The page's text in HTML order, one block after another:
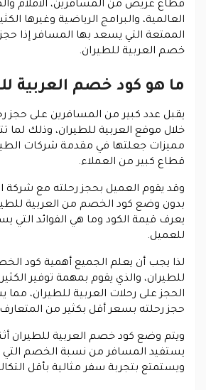
قطاع عريض من المسافرين، الأفلام
العالمية، والبرامج الرياضية وغيرها
الممتعة التي يسعد بها المسافر إذا
خصم العربية للطيران.
ما هو كود خصم العربية
يقبل عدد كبير من المسافرين على حجز
خلال موقع العربية للطيران، وذلك لما
مميزات جعلتها في مقدمة شركات
قطاع كبير من العملاء.
وقد يقوم العميل بحجز رحلته مع شركة
يعرف قيمة الكود وما هي الفوائد التي
للعميل.
لذا يجب أن يعلم الجميع أهمية كود
للطيران، والذي يقوم بمهمة توفير
الحجز على رحلات العربية للطيران،
حجز رحلته بسعر أقل بكثير من
ويتم وضع كود خصم العربية للطيران
يستفيد المسافر من نسبة الخصم التي
ويستمتع بتجربة سفر مثالية بأقل